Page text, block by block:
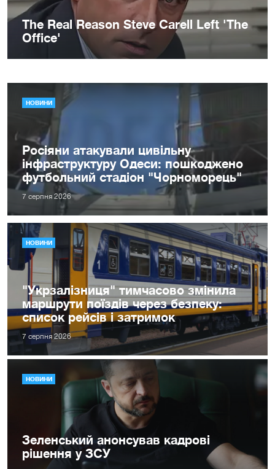
НОВИНИ
Росіяни атакували цивільну
інфраструктуру Одеси: пошкоджено
футбольний стадіон "Чорноморець"
7 серпня 2026
НОВИНИ
"Укрзалізниця" тимчасово змінила
маршрути поїздів через безпеку:
список рейсів і затримок
7 серпня 2026
НОВИНИ
Зеленський анонсував кадрові
рішення у ЗСУ